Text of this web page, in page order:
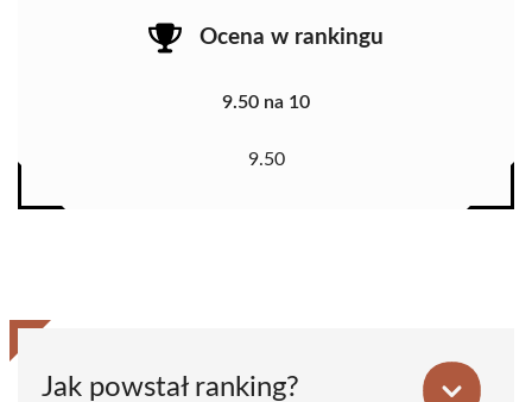
Ocena w rankingu
9.50 na 10
9.50
Jak powstał ranking?